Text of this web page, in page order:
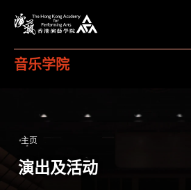
音乐学院
主页
演出及活动